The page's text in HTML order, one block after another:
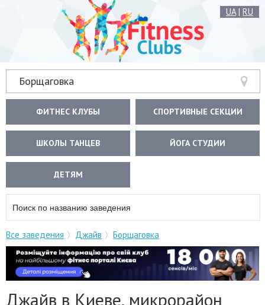
UA| RU
Борщаговка
ФИТНЕС КЛУБЫ СПОРТИВНЫЕ СЕКЦИИ
ШКОЛЫ ТАНЦЕВ ЙОГА СТУДИИ
ДЕТЯМ
Все заведения Джайв Борщаговка
Джайв в Киеве, микрорайон